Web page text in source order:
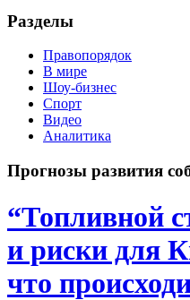
Разделы
Правопорядок
В мире
Шоу-бизнес
Спорт
Видео
Аналитика
Прогнозы развития
“Топливной
и риски для
что